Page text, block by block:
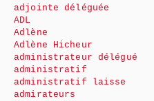
adjointe déléguée
ADL
Adlène
Adlène Hicheur
administrateur délégué
administratif
administratif laisse
admirateurs